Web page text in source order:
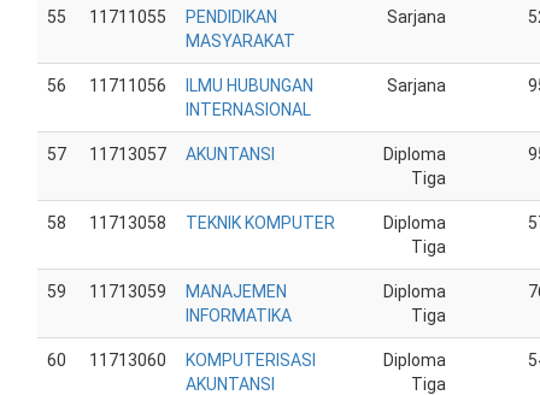
55 11711055
PENDIDIKAN
MASYARAKAT
Sarjana
56 11711056
ILMU HUBUNGAN
INTERNASIONAL
Sarjana
57 11713057 AKUNTANSI
Diploma
Tiga
58 11713058 TEKNIK KOMPUTER
Diploma
Tiga
59 11713059
MANAJEMEN
INFORMATIKA
Diploma
Tiga
60 11713060
KOMPUTERISASI
AKUNTANSI
Diploma
Tiga